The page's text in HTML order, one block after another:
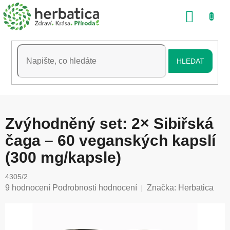
Přejít
na
obsah
HLEDAT
Zvýhodněný set: 2× Sibiřská
čaga – 60 veganských kapslí
(300 mg/kapsle)
4305/2
Průměrné
9 hodnocení Podrobnosti hodnocení Značka: Herbatica